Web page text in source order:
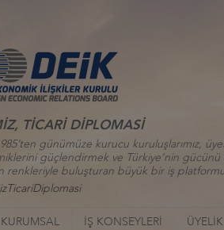
TİCARİ DİPLOMASİ
günümüze kurucu kuruluşlarımız,
güçlendirmek ve Türkiye’nin gücünü
renkleriyle buluşturan büyük bir iş
KURUMSAL İŞ KONSEYLERİ ÜYELİK